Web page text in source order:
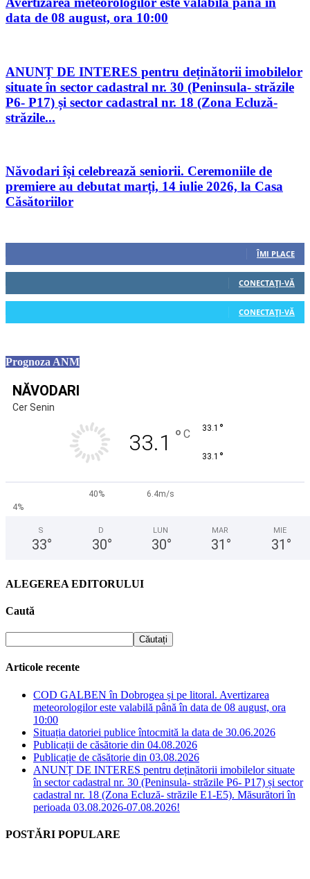
data de 08 august, ora 10:00
ANUNȚ DE INTERES pentru deținătorii imobilelor
situate în sector cadastral nr. 30 (Peninsula- străzile
P6- P17) și sector cadastral nr. 18 (Zona Ecluză-
străzile...
Năvodari își celebrează seniorii. Ceremoniile de
premiere au debutat marți, 14 iulie 2026, la Casa
Căsătoriilor
ÎMI PLACE
CONECTAȚI-VĂ
CONECTAȚI-VĂ
Prognoza ANM
NĂVODARI
Cer Senin
33.1 ° C 33.1 °
33.1 °
40%
6.4m/s
4%
S
33°
D
30°
LUN
30°
MAR
31 °
MIE
31 °
ALEGEREA EDITORULUI
Caută
Articole recente
COD GALBEN în Dobrogea și pe litoral. Avertizarea
meteorologilor este valabilă până în data de 08 august, ora
10:00
Situația datoriei publice întocmită la data de 30.06.2026
Publicații de căsătorie din 04.08.2026
Publicație de căsătorie din 03.08.2026
ANUNȚ DE INTERES pentru deținătorii imobilelor situate
în sector cadastral nr. 30 (Peninsula- străzile P6- P17) și sector
cadastral nr. 18 (Zona Ecluză- străzile E1-E5). Măsurători în
perioada 03.08.2026-07.08.2026!
POSTĂRI POPULARE